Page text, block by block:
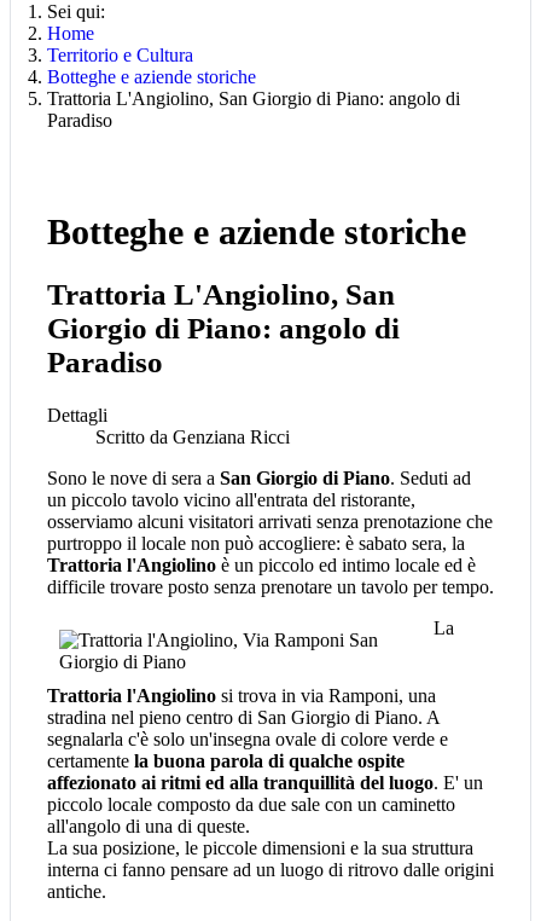
Sei qui:
Home
Territorio e Cultura
Botteghe e aziende storiche
Trattoria L'Angiolino, San Giorgio di Piano: angolo di
Paradiso
Botteghe e aziende storiche
Trattoria L'Angiolino, San
Giorgio di Piano: angolo di
Paradiso
Dettagli
Scritto da Genziana Ricci
Sono le nove di sera a San Giorgio di Piano. Seduti ad
un piccolo tavolo vicino all'entrata del ristorante,
osserviamo alcuni visitatori arrivati senza prenotazione che
purtroppo il locale non può accogliere: è sabato sera, la
Trattoria l'Angiolino è un piccolo ed intimo locale ed è
difficile trovare posto senza prenotare un tavolo per tempo.
La
Trattoria l'Angiolino si trova in via Ramponi, una
stradina nel pieno centro di San Giorgio di Piano. A
segnalarla c'è solo un'insegna ovale di colore verde e
certamente la buona parola di qualche ospite
affezionato ai ritmi ed alla tranquillità del luogo. E' un
piccolo locale composto da due sale con un caminetto
all'angolo di una di queste.
La sua posizione, le piccole dimensioni e la sua struttura
interna ci fanno pensare ad un luogo di ritrovo dalle origini
antiche.